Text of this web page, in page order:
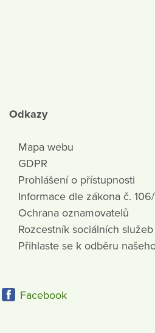
Odkazy
Mapa webu
GDPR
Prohlášení o přístupnosti
Informace dle zákona č.
Ochrana oznamovatelů
Rozcestník sociálních služeb
Přihlaste se k odběru
Facebook